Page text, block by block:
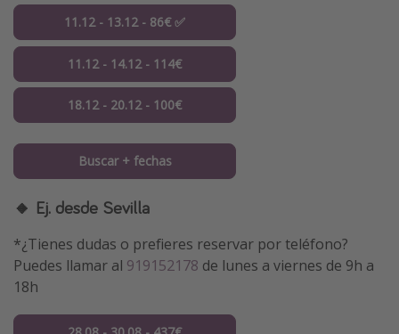
11.12 - 13.12 - 86€ ✅
11.12 - 14.12 - 114€
18.12 - 20.12 - 100€
Buscar + fechas
🔸 Ej. desde Sevilla
*¿Tienes dudas o prefieres reservar por teléfono?
Puedes llamar al 919152178 de lunes a viernes de 9h a
18h